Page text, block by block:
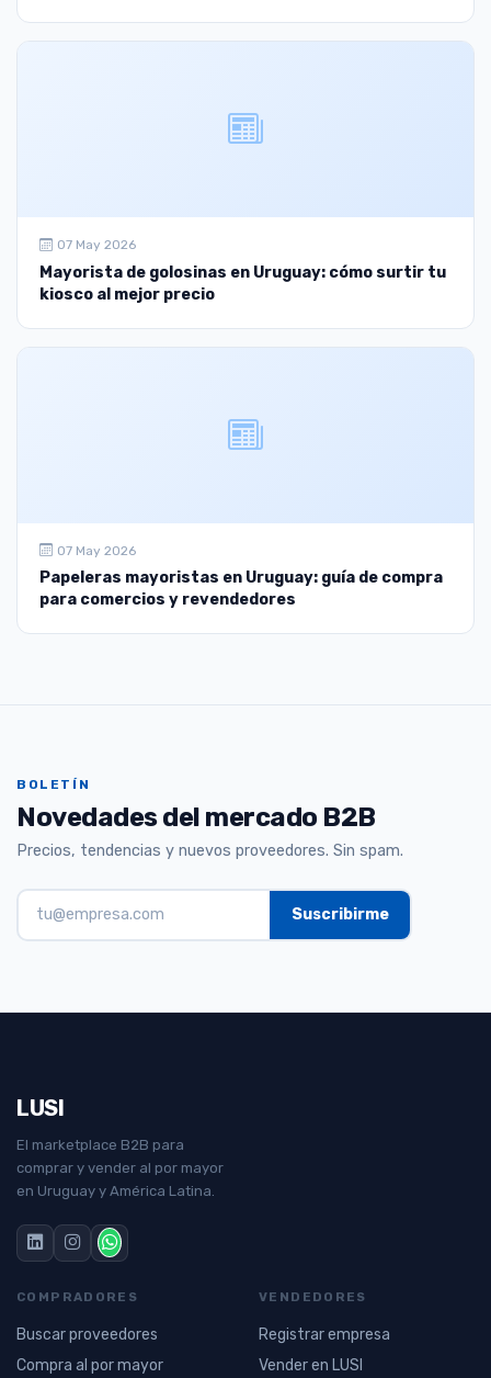
07 May 2026
Mayorista de golosinas en Uruguay: cómo surtir tu
kiosco al mejor precio
07 May 2026
Papeleras mayoristas en Uruguay: guía de compra
para comercios y revendedores
BOLETÍN
Novedades del mercado B2B
Precios, tendencias y nuevos proveedores. Sin spam.
LUSI
El marketplace B2B para
comprar y vender al por mayor
en Uruguay y América Latina.
COMPRADORES
Buscar proveedores
Compra al por mayor
VENDEDORES
Registrar empresa
Vender en LUSI